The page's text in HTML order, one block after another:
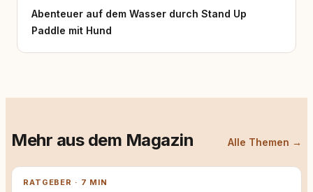
Abenteuer auf dem Wasser durch Stand Up
Paddle mit Hund
Mehr aus dem Magazin Alle Themen →
RATGEBER · 7 MIN